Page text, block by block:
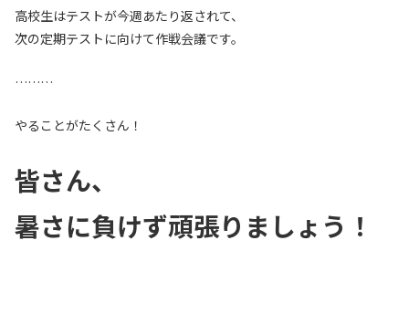
高校生はテストが今週あたり返されて、
次の定期テストに向けて作戦会議です。
………
やることがたくさん！
皆さん、
暑さに負けず頑張りましょう！